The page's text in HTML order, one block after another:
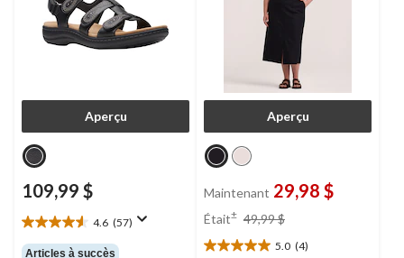
Aperçu
109,99 $
4.6 (57)
4.6
étoile(s)
Articles à succès
Aperçu
Maintenant 29,98 $
Était± 49,99 $
49,99 $
5.0 (4)
5.0